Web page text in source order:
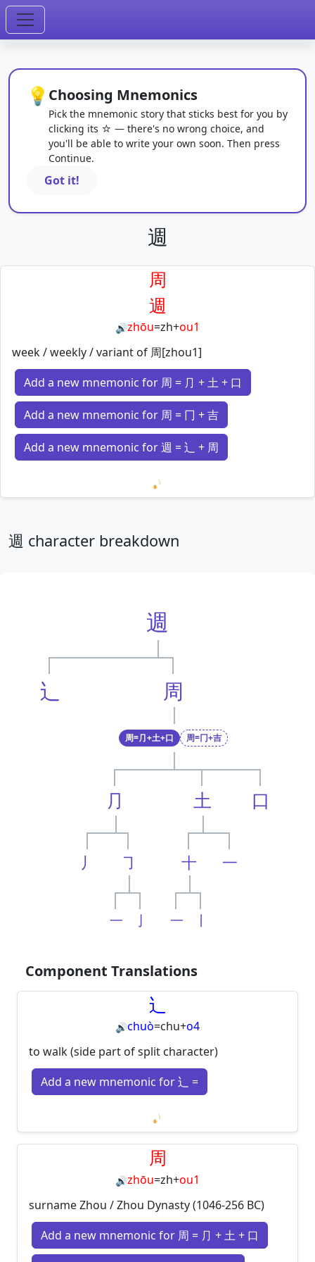
💡 Choosing Mnemonics
Pick the mnemonic story that sticks best for you by
clicking its ☆ — there's no wrong choice, and
you'll be able to write your own soon. Then press
Continue.
Got it!
週
周
週
🔊zhōu=zh+ou1
week / weekly / variant of 周[zhou1]
Add a new mnemonic for 周 = ⺆ + 土 + 口
Add a new mnemonic for 周 = 冂 + 吉
Add a new mnemonic for 週 = 辶 + 周
Loading mnemonics…
週 character breakdown
週
辶 周
周=⺆+土+口 周=冂+吉
⺆
丿 ㇆
一 亅
土
十
一 丨
一
口
Component Translations
辶
🔊chuò=chu+o4
to walk (side part of split character)
Add a new mnemonic for 辶 =
Loading mnemonics…
周
🔊zhōu=zh+ou1
surname Zhou / Zhou Dynasty (1046-256 BC)
Add a new mnemonic for 周 = ⺆ + 土 + 口